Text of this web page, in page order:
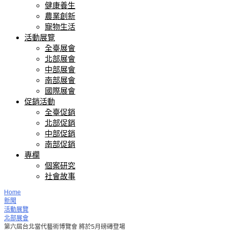
健康養生
農業創新
寵物生活
活動展覽
全臺展會
北部展會
中部展會
南部展會
國際展會
促銷活動
全臺促銷
北部促銷
中部促銷
南部促銷
專欄
個案研究
社會故事
Home
新聞
活動展覽
北部展會
第六屆台北當代藝術博覽會 將於5月磅礡登場